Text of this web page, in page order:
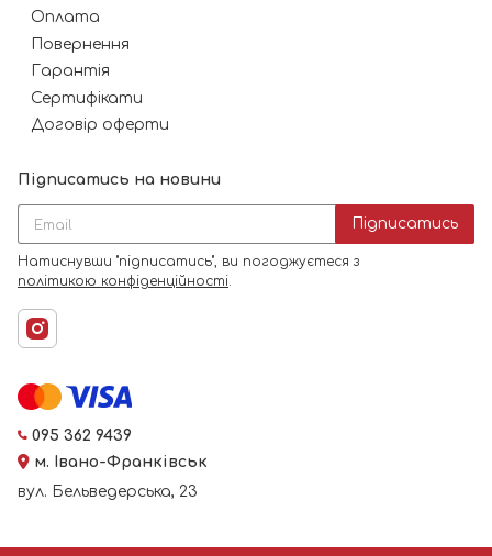
Оплата
Повернення
Гарантія
Сертифікати
Договір оферти
Підписатись на новини
Підписатись
Натиснувши "підписатись", ви погоджуєтеся з
політикою конфіденційності.
095 362 9439
м. Івано-Франківськ
вул. Бельведерська, 23